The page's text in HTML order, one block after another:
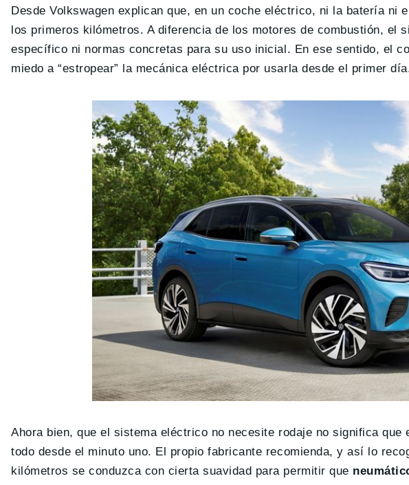
Desde Volkswagen explican que, en un coche eléctrico, ni la batería ni
los primeros kilómetros. A diferencia de los motores de combustión, el
específico ni normas concretas para su uso inicial. En ese sentido, el
miedo a “estropear” la mecánica eléctrica por usarla desde el primer
Ahora bien, que el sistema eléctrico no necesite rodaje no significa
todo desde el minuto uno. El propio fabricante recomienda, y así lo
kilómetros se conduzca con cierta suavidad para permitir que